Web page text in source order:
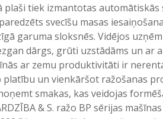
plaši tiek izmantotas
svecīšu masas
garuma sloksnēs. Vidējos
dārgs, grūti uzstādāms un ar
ar zemu produktivitāti ir
un vienkāršot ražošanas
smakas, kas veidojas
& S. ražo BP sērijas